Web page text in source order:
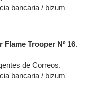
bancaria / bizum
Flame Trooper Nº 16.
de Correos.
bancaria / bizum